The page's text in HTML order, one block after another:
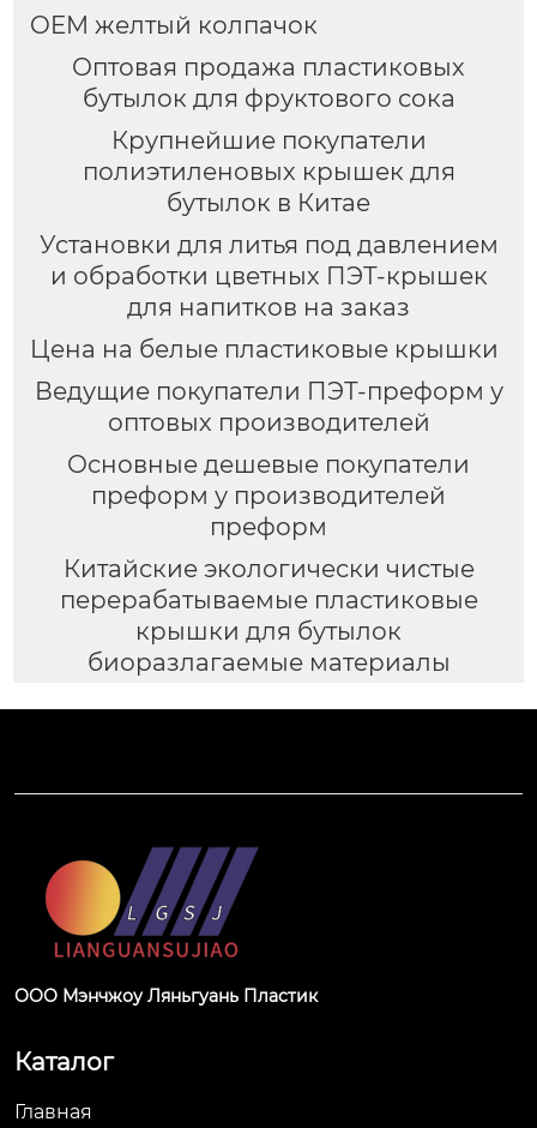
OEM желтый колпачок
Оптовая продажа пластиковых
бутылок для фруктового сока
Крупнейшие покупатели
полиэтиленовых крышек для
бутылок в Китае
Установки для литья под давлением
и обработки цветных ПЭТ-крышек
для напитков на заказ
Цена на белые пластиковые крышки
Ведущие покупатели ПЭТ-преформ у
оптовых производителей
Основные дешевые покупатели
преформ у производителей
преформ
Китайские экологически чистые
перерабатываемые пластиковые
крышки для бутылок
биоразлагаемые материалы
ООО Мэнчжоу Ляньгуань Пластик
Каталог
Главная